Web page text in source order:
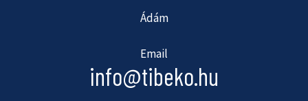
Ádám
Email
info@tibeko.hu